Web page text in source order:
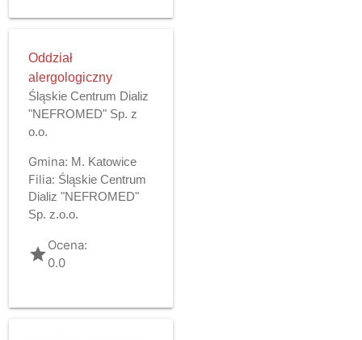
Oddział
alergologiczny
Śląskie Centrum Dializ
"NEFROMED" Sp. z
o.o.
Gmina: M. Katowice
Filia: Śląskie Centrum
Dializ "NEFROMED"
Sp. z.o.o.
gradeOcena:
0.0